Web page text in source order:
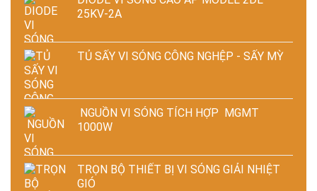
25KV-2A
TỦ SẤY VI SÓNG CÔNG NGHỆP - SẤY MỲ
NGUỒN VI SÓNG TÍCH HỢP MGMT
1000W
TRỌN BỘ THIẾT BỊ VI SÓNG GIẢI NHIỆT
GIÓ